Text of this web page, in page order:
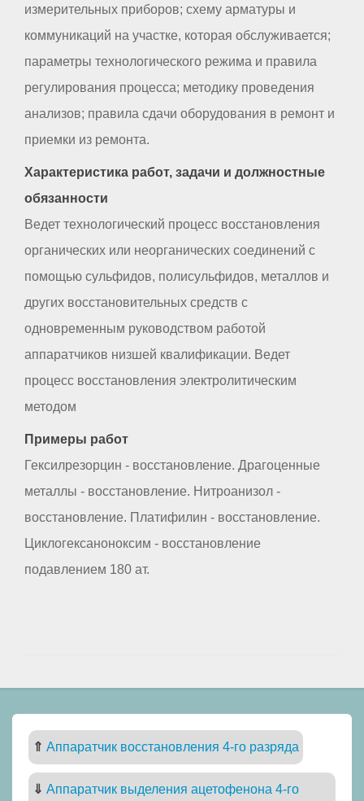
измерительных приборов; схему арматуры и
коммуникаций на участке, которая обслуживается;
параметры технологического режима и правила
регулирования процесса; методику проведения
анализов; правила сдачи оборудования в ремонт и
приемки из ремонта.
Характеристика работ, задачи и должностные
обязанности
Ведет технологический процесс восстановления
органических или неорганических соединений с
помощью сульфидов, полисульфидов, металлов и
других восстановительных средств с
одновременным руководством работой
аппаратчиков низшей квалификации. Ведет
процесс восстановления электролитическим
методом
Примеры работ
Гексилрезорцин - восстановление. Драгоценные
металлы - восстановление. Нитроанизол -
восстановление. Платифилин - восстановление.
Циклогексаноноксим - восстановление
подавлением 180 ат.
⇑ Аппаратчик восстановления 4-го разряда
⇓ Аппаратчик выделения ацетофенона 4-го